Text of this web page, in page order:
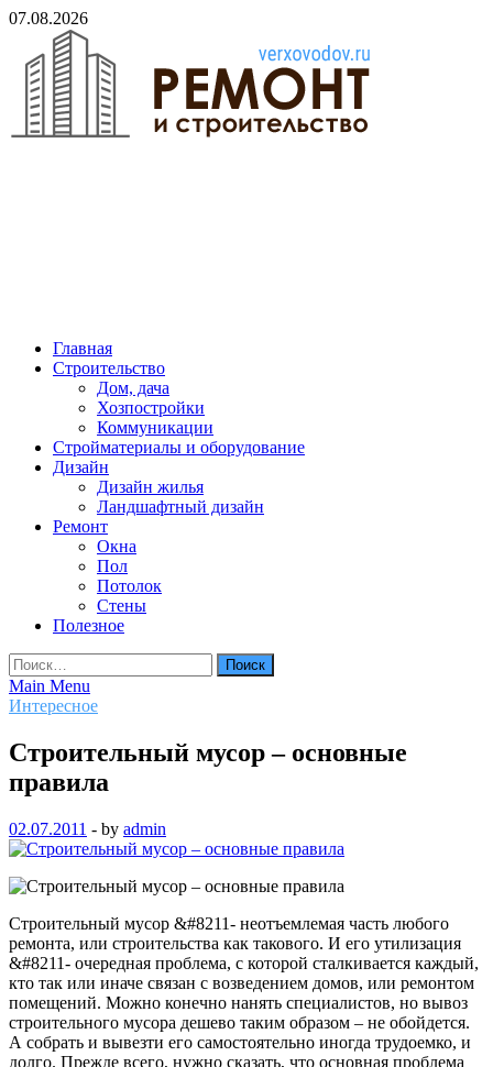
Skip
content
07.08.2026
Главная
Строительство
Дом, дача
Хозпостройки
Коммуникации
Стройматериалы и оборудование
Дизайн
Дизайн жилья
Ландшафтный дизайн
Ремонт
Окна
Пол
Потолок
Стены
Полезное
Найти:
Main Menu
Интересное
Строительный мусор – основные
правила
02.07.2011 - by admin
Строительный мусор &#8211- неотъемлемая часть любого
ремонта, или строительства как такового. И его утилизация
&#8211- очередная проблема, с которой сталкивается каждый,
кто так или иначе связан с возведением домов, или ремонтом
помещений. Можно конечно нанять специалистов, но вывоз
строительного мусора дешево таким образом – не обойдется.
А собрать и вывезти его самостоятельно иногда трудоемко, и
долго. Прежде всего, нужно сказать, что основная проблема